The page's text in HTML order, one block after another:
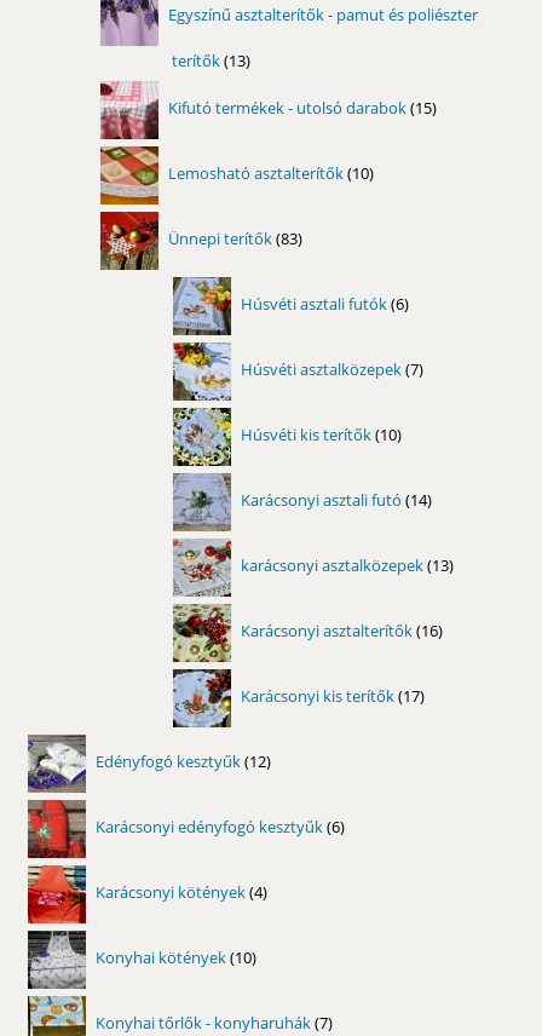
Egyszínű asztalterítők - pamut és poliészter
terítők 1313
Kifutó termékek - utolsó darabok 15
termék
Lemosható asztalterítők 10
termék
Ünnepi terítők 83
termék
Húsvéti asztali futók 6
termék
Húsvéti asztalközepek 7
termék
Húsvéti kis terítők 10
termék
Karácsonyi asztali futó 14
termék
karácsonyi asztalközepek 13
termék
Karácsonyi asztalterítők 16
termék
Karácsonyi kis terítők 17
termék
Edényfogó kesztyűk 12
termék
Karácsonyi edényfogó kesztyűk 6
termék
Karácsonyi kötények 4
termék
Konyhai kötények 10
termék
Konyhai tőrlők - konyharuhák 7